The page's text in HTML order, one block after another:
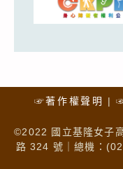
☞著作權聲明
©2022 國立基隆女子
路 324 號｜總機：